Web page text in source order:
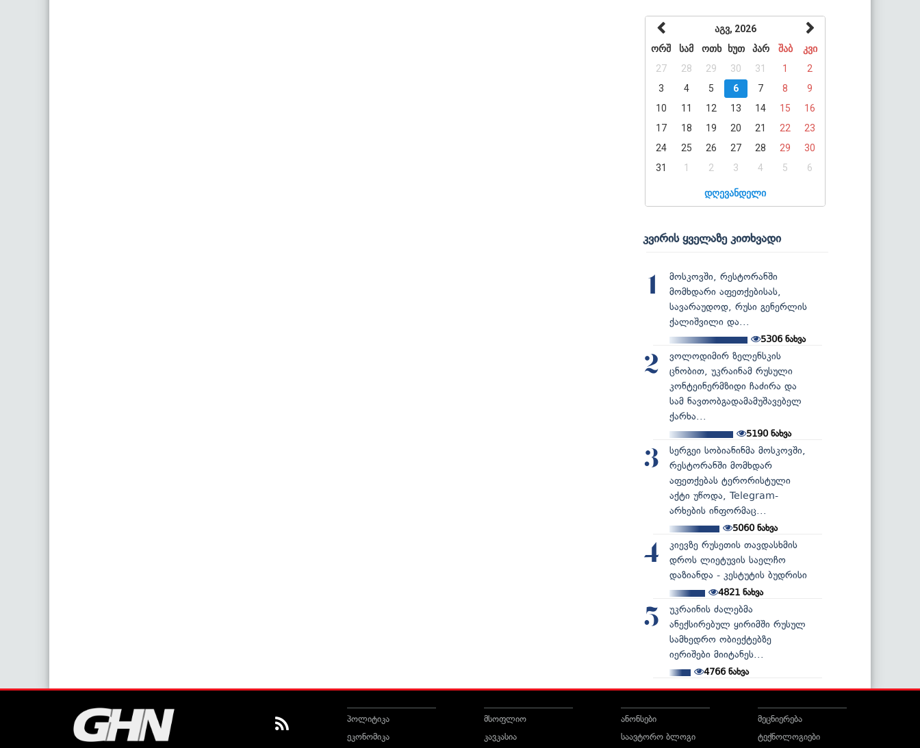
აგვ, 2026
ორშ
სამ ოთხ ხუთ პარ შაბ
კვი
27
28 29 30 31 1
2
3
4 5 6 7 8
9
10
11 12 13 14 15
16
17
18 19 20 21 22
23
24
25 26 27 28 29
30
31
1 2 3 4 5 6
დღევანდელი
კვირის ყველაზე კითხვადი
1
მოსკოვში, რესტორანში
მომხდარი აფეთქებისას,
სავარაუდოდ, რუსი გენერლის
ქალიშვილი და...
5306ნახვა
2
ვოლოდიმირ ზელენსკის
ცნობით, უკრაინამ რუსული
კონტეინერმზიდი ჩაძირა და
სამ ნავთობგადამამუშავებელ
ქარხა...
5190ნახვა
3
სერგეი სობიანინმა მოსკოვში,
რესტორანში მომხდარ
აფეთქებას ტერორისტული
აქტი უწოდა, Telegram-
არხების ინფორმაც...
5060ნახვა
4
კიევზე რუსეთის თავდასხმის
დროს ლიეტუვის საელჩო
დაზიანდა - კესტუტის ბუდრისი
4821ნახვა
5
უკრაინის ძალებმა
ანექსირებულ ყირიმში რუსულ
სამხედრო ობიექტებზე
იერიშები მიიტანეს...
4766ნახვა
პოლიტიკა
ეკონომიკა
მსოფლიო
კავკასია
ანონსები
საავტორო ბლოგი
მეცნიერება
ტექნოლოგიები